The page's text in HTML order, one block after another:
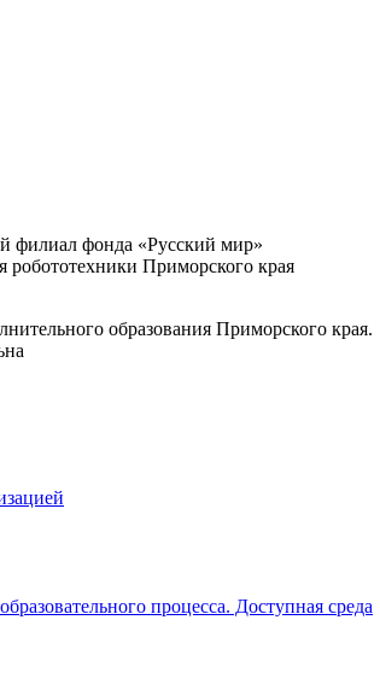
филиал фонда «Русский мир»
робототехники Приморского края
образования Приморского края.
процесса. Доступная среда